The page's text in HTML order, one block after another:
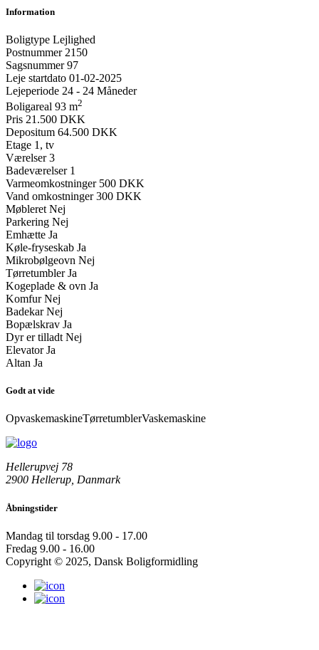
Information
Boligtype Lejlighed
Postnummer 2150
Sagsnummer 97
Leje startdato 01-02-2025
Lejeperiode 24 - 24 Måneder
Boligareal 93 m2
Pris 21.500 DKK
Depositum 64.500 DKK
Etage 1, tv
Værelser 3
Badeværelser 1
Varmeomkostninger 500 DKK
Vand omkostninger 300 DKK
Møbleret Nej
Parkering Nej
Emhætte Ja
Køle-fryseskab Ja
Mikrobølgeovn Nej
Tørretumbler Ja
Kogeplade & ovn Ja
Komfur Nej
Badekar Nej
Bopælskrav Ja
Dyr er tilladt Nej
Elevator Ja
Altan Ja
Godt at vide
OpvaskemaskineTørretumblerVaskemaskine
Hellerupvej 78
2900 Hellerup, Danmark
Åbningstider
Mandag til torsdag 9.00 - 17.00
Fredag 9.00 - 16.00
Copyright © 2025, Dansk Boligformidling